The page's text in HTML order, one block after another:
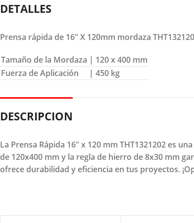
DETALLES
Prensa rápida de 16″ X 120mm mordaza
Tamaño de la Mordaza | 120 x 400 mm
Fuerza de Aplicación
| 450 kg
DESCRIPCION
La Prensa Rápida 16" x 120 mm THT1321202 es
de 120x400 mm y la regla de hierro de 8x30 mm
ofrece durabilidad y eficiencia en tus proyectos.